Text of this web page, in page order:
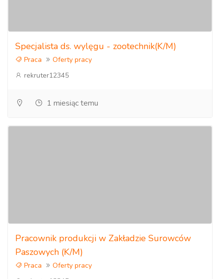
Specjalista ds. wylęgu - zootechnik(K/M)
Praca
Oferty pracy
rekruter12345
1 miesiąc temu
Pracownik produkcji w Zakładzie Surowców
Paszowych (K/M)
Praca
Oferty pracy